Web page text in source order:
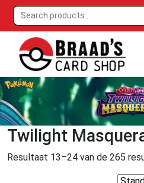
Twilight
Resultaat 13–24 van de 265